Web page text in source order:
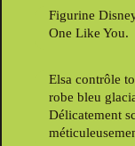
Figurine
One Like You.
Elsa contrôle
robe bleu
Délicatement